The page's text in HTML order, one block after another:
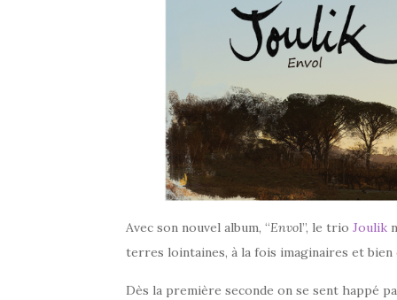
Avec son nouvel album, “Envol”, le trio Joulik
terres lointaines, à la fois imaginaires et bien
Dès la première seconde on se sent happé